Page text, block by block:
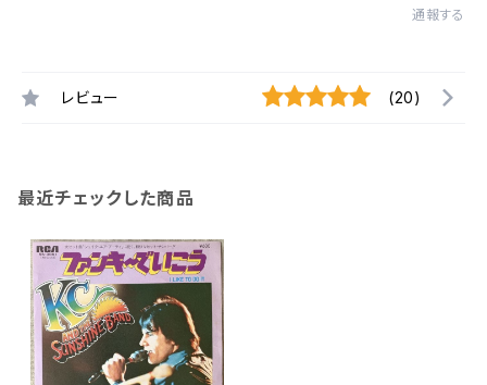
通報する
レビュー (20)
最近チェックした商品